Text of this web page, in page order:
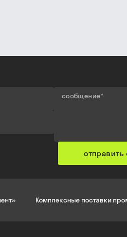
сообщение*
Комплексные поставки